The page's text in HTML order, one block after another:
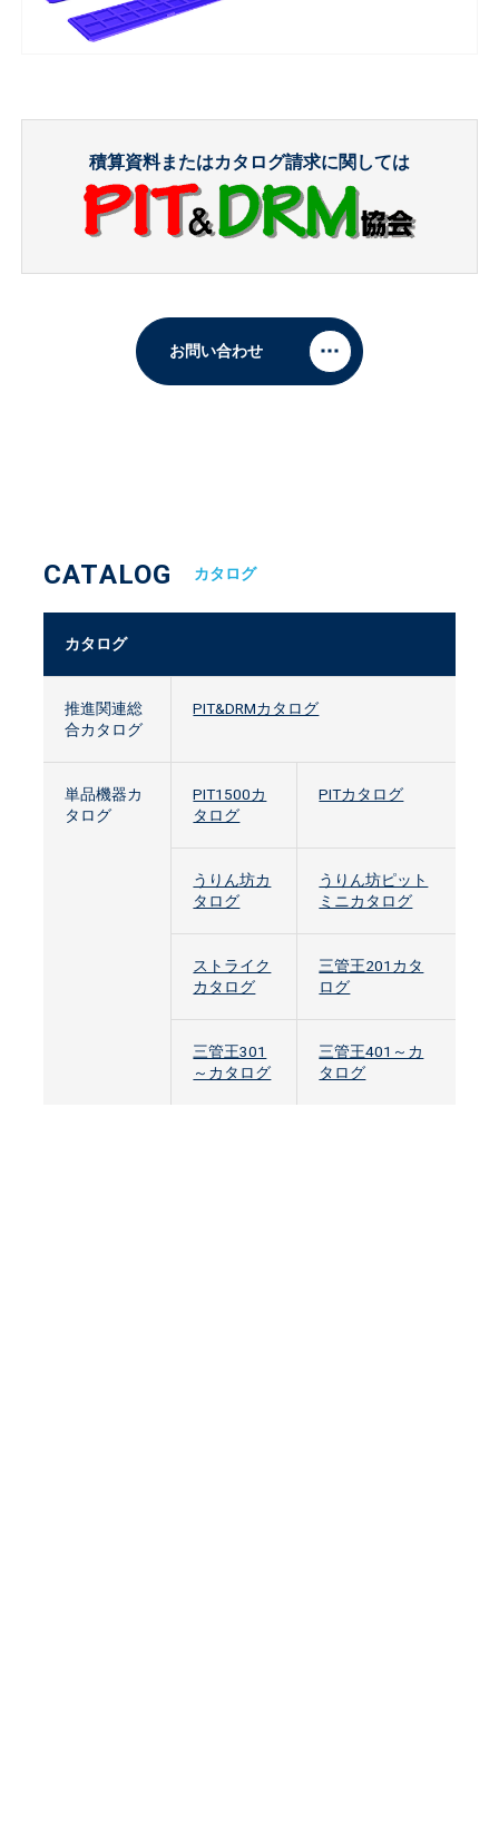
積算資料またはカタログ請求に関しては
お問い合わせ
CATALOG カタログ
カタログ
推進関連総
合カタログ
PIT&DRMカタログ
単品機器カ
タログ
PIT1500カ
タログ
PITカタログ
うりん坊カ
タログ
うりん坊ピット
ミニカタログ
ストライク
カタログ
三管王201カタ
ログ
三管王301
～カタログ
三管王401～カ
タログ